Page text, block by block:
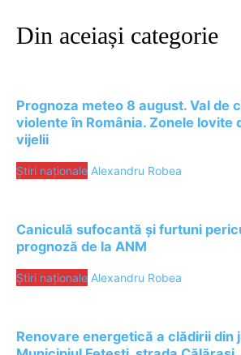
Din aceiași categorie
Prognoza meteo 8 august. Val de
violente în România. Zonele lovite
vijelii
Știri naționale Alexandru Robea
Caniculă sufocantă și furtuni
prognoză de la ANM
Știri naționale Alexandru Robea
Renovare energetică a clădirii din